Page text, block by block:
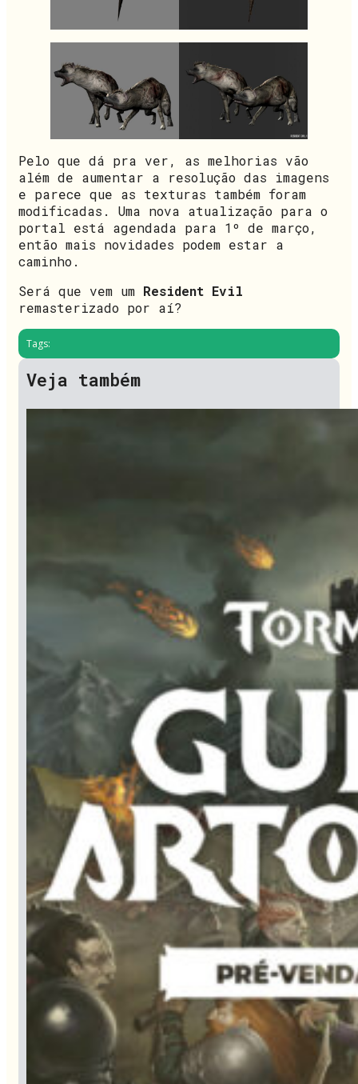
Pelo que dá pra ver, as melhorias vão
além de aumentar a resolução das imagens
e parece que as texturas também foram
modificadas. Uma nova atualização para o
portal está agendada para 1º de março,
então mais novidades podem estar a
caminho.
Será que vem um Resident Evil
remasterizado por aí?
Tags:
Veja também